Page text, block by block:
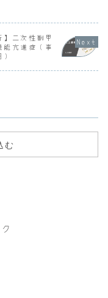
】二次性副甲
能亢進症（事
む